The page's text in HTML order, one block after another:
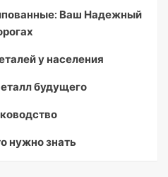
Ваш Надежный
у населения
будущего
нужно знать